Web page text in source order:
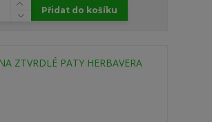
Přidat do košíku